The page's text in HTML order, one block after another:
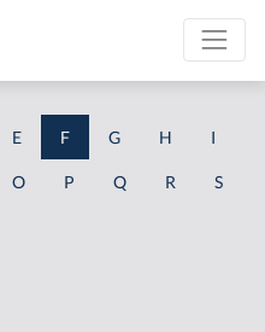
E F G H I
O P Q R S